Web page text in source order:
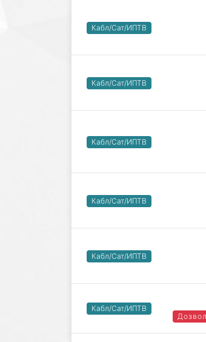
Кабл/Сат/ИПТВ
Кабл/Сат/ИПТВ
Кабл/Сат/ИПТВ
Кабл/Сат/ИПТВ
Кабл/Сат/ИПТВ
Кабл/Сат/ИПТВ